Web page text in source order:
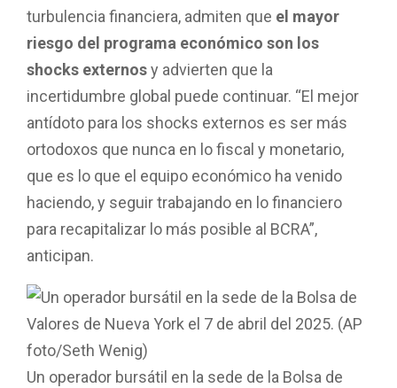
turbulencia financiera, admiten que el mayor
riesgo del programa económico son los
shocks externosy advierten que la
incertidumbre global puede continuar. “El mejor
antídoto para los shocks externos es ser más
ortodoxos que nunca en lo fiscal y monetario,
que es lo que el equipo económico ha venido
haciendo, y seguir trabajando en lo financiero
para recapitalizar lo más posible al BCRA”,
anticipan.
Un operador bursátil en la sede de la Bolsa de